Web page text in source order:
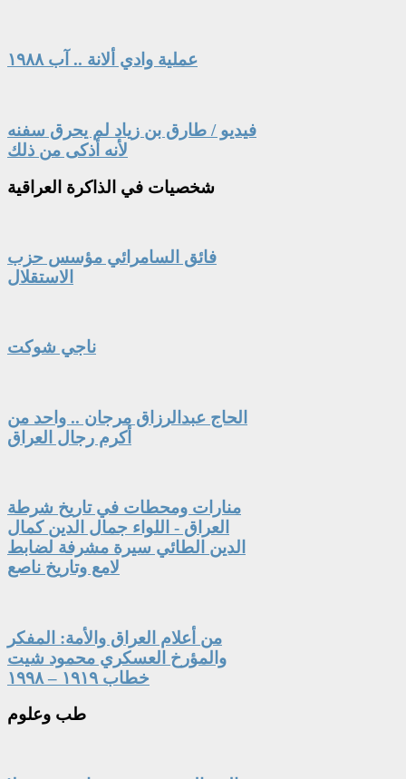
عملية وادي ألانة .. آب ١٩٨٨
فيديو / طارق بن زياد لم يحرق سفنه
لأنه أذكى من ذلك
شخصيات في الذاكرة العراقية
فائق السامرائي مؤسس حزب
الاستقلال
ناجي شوكت
الحاج عبدالرزاق مرجان .. واحد من
أكرم رجال العراق
منارات ومحطات في تاريخ شرطة
العراق - اللواء جمال الدين كمال
الدين الطائي سيرة مشرفة لضابط
لامع وتاريخ ناصع
من أعلام العراق والأمة: المفكر
والمؤرخ العسكري محمود شيت
خطاب ١٩١٩ – ١٩٩٨
طب وعلوم